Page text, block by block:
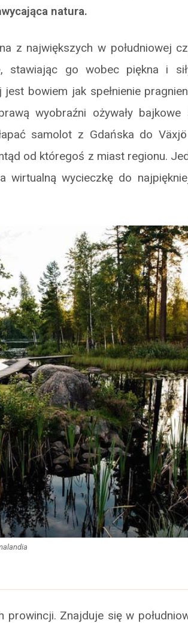
natura.
z największych w południowej
stawiając go wobec piękna i
bowiem jak spełnienie
wyobraźni ożywały bajkowe
samolot z Gdańska do
od któregoś z miast regionu.
wirtualną wycieczkę do
Znajduje się w